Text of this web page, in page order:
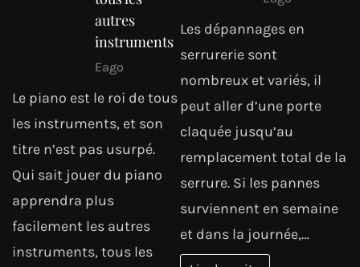
autres
instruments
Eago
Le piano est le roi de tous
les instruments, et son
titre n’est pas usurpé.
Qui sait jouer du piano
apprendra plus
facilement les autres
instruments, tous les
Les dépannages en
serrurerie sont
nombreux et variés, il
peut aller d’une porte
claquée jusqu’au
remplacement total de la
serrure. Si les pannes
surviennent en semaine
et dans la journée,…